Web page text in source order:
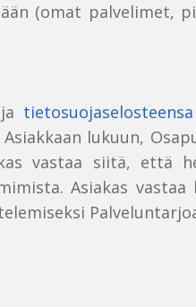
(omat palvelimet,
tietosuojaselosteensa
lukuun,
vastaa siitä,
Asiakas